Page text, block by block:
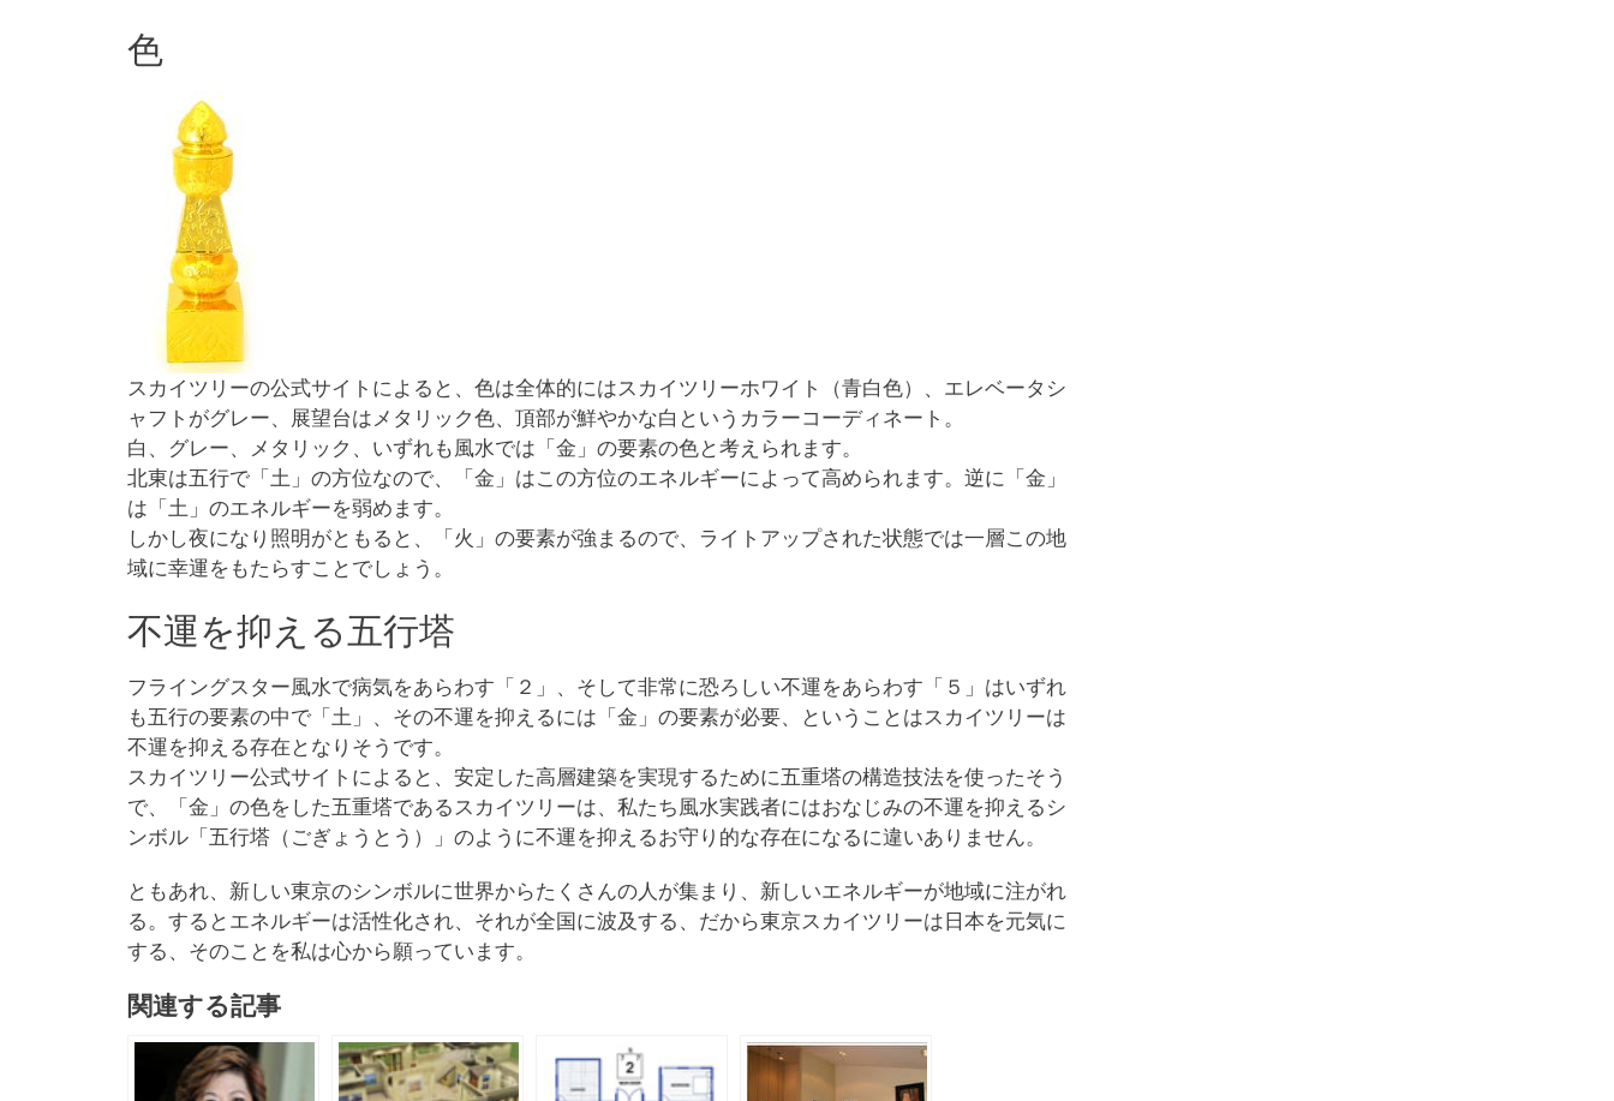
色
スカイツリーの公式サイトによると、色は全体的にはスカイツリーホワイト（青白色）、エレベータシ
ャフトがグレー、展望台はメタリック色、頂部が鮮やかな白というカラーコーディネート。
白、グレー、メタリック、いずれも風水では「金」の要素の色と考えられます。
北東は五行で「土」の方位なので、「金」はこの方位のエネルギーによって高められます。逆に「金」
は「土」のエネルギーを弱めます。
しかし夜になり照明がともると、「火」の要素が強まるので、ライトアップされた状態では一層この地
域に幸運をもたらすことでしょう。
不運を抑える五行塔
フライングスター風水で病気をあらわす「２」、そして非常に恐ろしい不運をあらわす「５」はいずれ
も五行の要素の中で「土」、その不運を抑えるには「金」の要素が必要、ということはスカイツリーは
不運を抑える存在となりそうです。
スカイツリー公式サイトによると、安定した高層建築を実現するために五重塔の構造技法を使ったそう
で、「金」の色をした五重塔であるスカイツリーは、私たち風水実践者にはおなじみの不運を抑えるシ
ンボル「五行塔（ごぎょうとう）」のように不運を抑えるお守り的な存在になるに違いありません。
ともあれ、新しい東京のシンボルに世界からたくさんの人が集まり、新しいエネルギーが地域に注がれ
る。するとエネルギーは活性化され、それが全国に波及する、だから東京スカイツリーは日本を元気に
する、そのことを私は心から願っています。
関連する記事